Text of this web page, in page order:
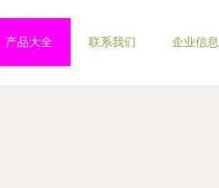
产品大全 联系我们 企业信息